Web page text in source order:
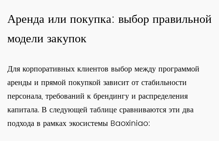
Аренда или покупка: выбор правильной
модели закупок
Для корпоративных клиентов выбор между программой
аренды и прямой покупкой зависит от стабильности
персонала, требований к брендингу и распределения
капитала. В следующей таблице сравниваются эти два
подхода в рамках экосистемы Baoxiniao: